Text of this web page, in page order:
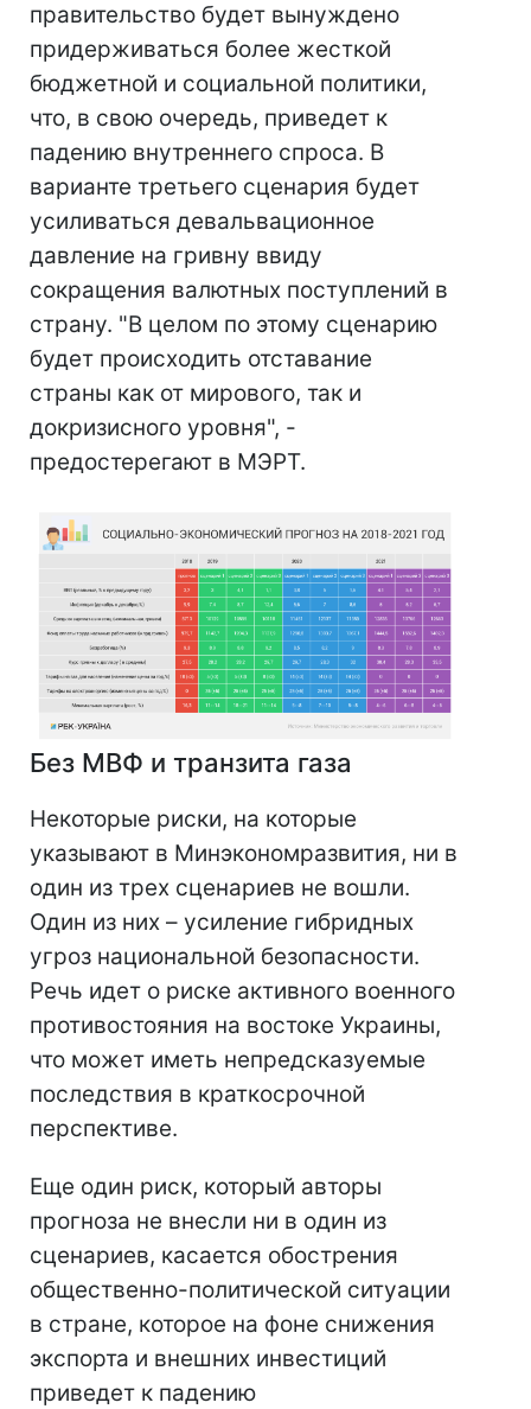
правительство будет вынуждено
придерживаться более жесткой
бюджетной и социальной политики,
что, в свою очередь, приведет к
падению внутреннего спроса. В
варианте третьего сценария будет
усиливаться девальвационное
давление на гривну ввиду
сокращения валютных поступлений в
страну. "В целом по этому сценарию
будет происходить отставание
страны как от мирового, так и
докризисного уровня", -
предостерегают в МЭРТ.
Без МВФ и транзита газа
Некоторые риски, на которые
указывают в Минэкономразвития, ни в
один из трех сценариев не вошли.
Один из них – усиление гибридных
угроз национальной безопасности.
Речь идет о риске активного военного
противостояния на востоке Украины,
что может иметь непредсказуемые
последствия в краткосрочной
перспективе.
Еще один риск, который авторы
прогноза не внесли ни в один из
сценариев, касается обострения
общественно-политической ситуации
в стране, которое на фоне снижения
экспорта и внешних инвестиций
приведет к падению